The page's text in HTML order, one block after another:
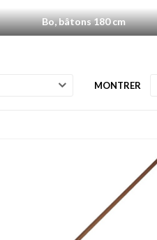
Bo, bâtons 180 cm
MONTRER